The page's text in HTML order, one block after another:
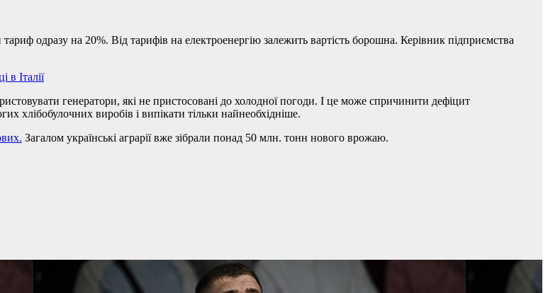
одразу на 20%. Від тарифів на електроенергію залежить вартість борошна. Керівник підприємства
в Італії
генератори, які не пристосовані до холодної погоди. І це може спричинити дефіцит
хлібобулочних виробів і випікати тільки найнеобхідніше.
Загалом українські аграрії вже зібрали понад 50 млн. тонн нового врожаю.